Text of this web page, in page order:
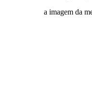
a imagem da